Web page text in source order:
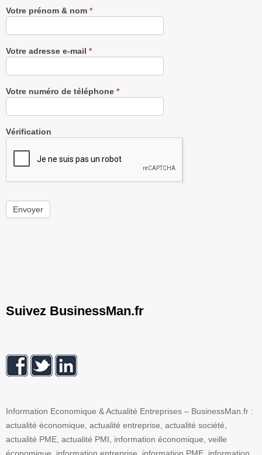
Votre prénom & nom *
Votre adresse e-mail *
Votre numéro de téléphone *
Vérification
Envoyer
Suivez BusinessMan.fr
Information Economique & Actualité Entreprises – BusinessMan.fr :
actualité économique, actualité entreprise, actualité société,
actualité PME, actualité PMI, information économique, veille